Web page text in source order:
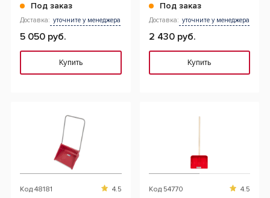
Под заказ
Доставка: уточните у менеджера
5 050 руб.
Купить
Под заказ
Доставка: уточните у менеджера
2 430 руб.
Купить
Код 48181 4.5 Код 54770 4.5